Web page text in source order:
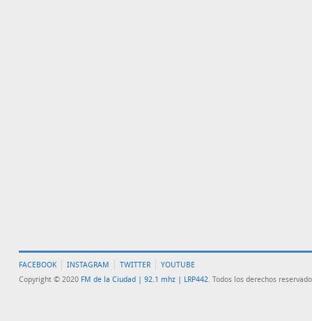
FACEBOOK INSTAGRAM TWITTER
YOUTUBE
Copyright © 2020 FM de la Ciudad | 92.1 mhz | LRP442. Todos los derechos